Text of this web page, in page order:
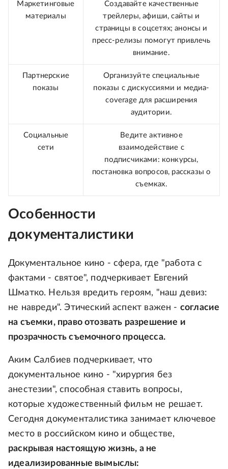
Маркетинговые
материалы
Создавайте качественные
трейлеры, афиши, сайты и
страницы в соцсетях; анонсы и
пресс-релизы помогут привлечь
внимание.
Партнерские
показы
Организуйте специальные
показы с дискуссиями и медиа-
coverage для расширения
аудитории.
Социальные
сети
Ведите активное
взаимодействие с
подписчиками: конкурсы,
постановка вопросов, рассказы о
съемках.
Особенности
документалистики
Документальное кино - сфера, где "работа с
фактами - святое", подчеркивает Евгений
Шматко. Нельзя вредить героям, "наш девиз:
не навреди". Этический аспект важен - согласие
на съемки, право отозвать разрешение и
прозрачность съемочного процесса.
Аким Салбиев подчеркивает, что
документальное кино - "хирургия без
анестезии", способная ставить вопросы,
которые художественный фильм не решает.
Сегодня документалистика занимает ключевое
место в российском кино и обществе,
раскрывая настоящую жизнь, а не
идеализированные вымыслы: